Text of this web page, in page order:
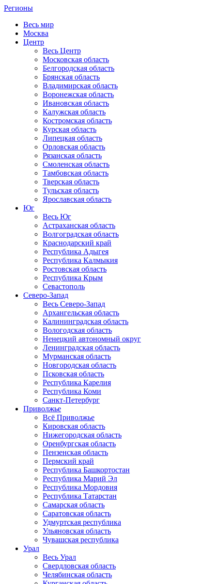
Регионы
Весь мир
Москва
Центр
Весь Центр
Московская область
Белгородская область
Брянская область
Владимирская область
Воронежская область
Ивановская область
Калужская область
Костромская область
Курская область
Липецкая область
Орловская область
Рязанская область
Смоленская область
Тамбовская область
Тверская область
Тульская область
Ярославская область
Юг
Весь Юг
Астраханская область
Волгоградская область
Краснодарский край
Республика Адыгея
Республика Калмыкия
Ростовская область
Республика Крым
Севастополь
Северо-Запад
Весь Северо-Запад
Архангельская область
Калининградская область
Вологодская область
Ненецкий автономный округ
Ленинградская область
Мурманская область
Новгородская область
Псковская область
Республика Карелия
Республика Коми
Санкт-Петербург
Приволжье
Всё Приволжье
Кировская область
Нижегородская область
Оренбургская область
Пензенская область
Пермский край
Республика Башкортостан
Республика Марий Эл
Республика Мордовия
Республика Татарстан
Самарская область
Саратовская область
Удмуртская республика
Ульяновская область
Чувашская республика
Урал
Весь Урал
Свердловская область
Челябинская область